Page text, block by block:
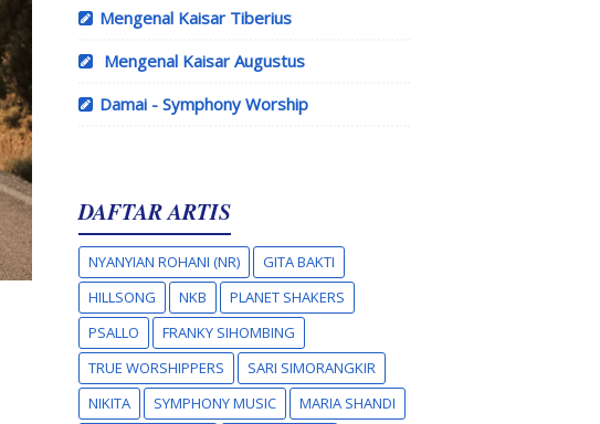
Mengenal Kaisar Tiberius
Mengenal Kaisar Augustus
Damai - Symphony Worship
DAFTAR ARTIS
NYANYIAN ROHANI (NR)
GITA BAKTI
HILLSONG
NKB
PLANET SHAKERS
PSALLO
FRANKY SIHOMBING
TRUE WORSHIPPERS
SARI SIMORANGKIR
NIKITA
SYMPHONY MUSIC
MARIA SHANDI